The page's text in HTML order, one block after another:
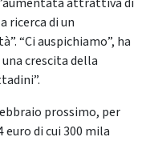
ricerca di un
“Ci auspichiamo”, ha
crescita della
prossimo, per
di cui 300 mila